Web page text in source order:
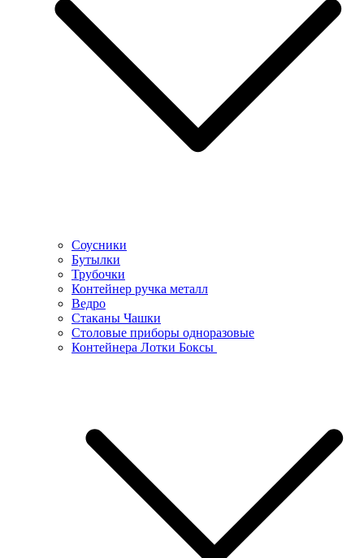
Соусники
Бутылки
Трубочки
Контейнер ручка металл
Ведро
Стаканы Чашки
Столовые приборы одноразовые
Контейнера Лотки Боксы